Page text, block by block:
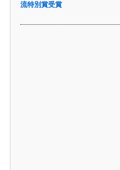
流特別賞受賞